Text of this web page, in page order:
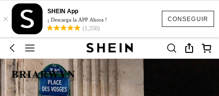
CONSEGUIR
×
SHEIN App
¡ Descarga la APP Ahora !
(1,350)